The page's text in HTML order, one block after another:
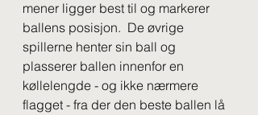
mener ligger best til og markerer
ballens posisjon.  De øvrige
spillerne henter sin ball og
plasserer ballen innenfor en
køllelengde - og ikke nærmere
flagget - fra der den beste ballen lå